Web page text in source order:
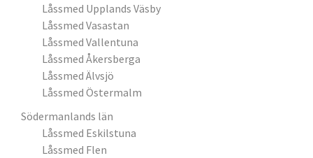
Låssmed Upplands Väsby
Låssmed Vasastan
Låssmed Vallentuna
Låssmed Åkersberga
Låssmed Älvsjö
Låssmed Östermalm
Södermanlands län
Låssmed Eskilstuna
Låssmed Flen